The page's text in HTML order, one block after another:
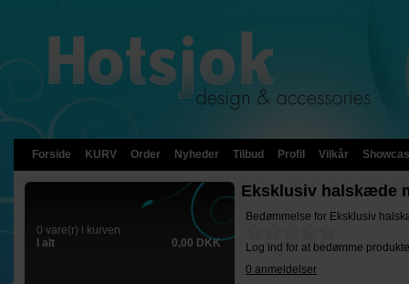
Forside KURV Order Nyheder Tilbud Profil Vilkår
0 vare(r) i kurven
I alt
0,00 DKK
Eksklusiv halskæde
Bedømmelse for Eksklusiv
Log ind for at bedømme
0 anmeldelser